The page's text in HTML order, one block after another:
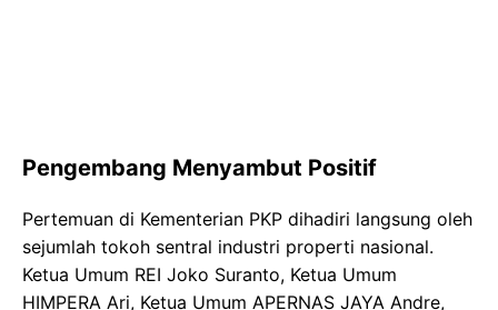
Pengembang Menyambut Positif
Pertemuan di Kementerian PKP dihadiri langsung oleh
sejumlah tokoh sentral industri properti nasional.
Ketua Umum REI Joko Suranto, Ketua Umum
HIMPERA Ari, Ketua Umum APERNAS JAYA Andre,